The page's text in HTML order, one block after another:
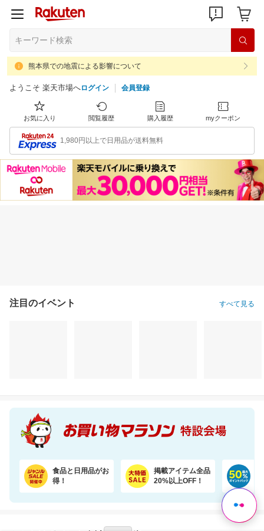
熊本県での地震による影響について
ようこそ 楽天市場へログイン 会員登録
お気に入り 閲覧履歴 購入履歴 myクーポン
1,980円以上で日用品が送料無料
注目のイベント すべて見る
食品と日用品がお
得！
掲載アイテム全品
20%以上OFF！